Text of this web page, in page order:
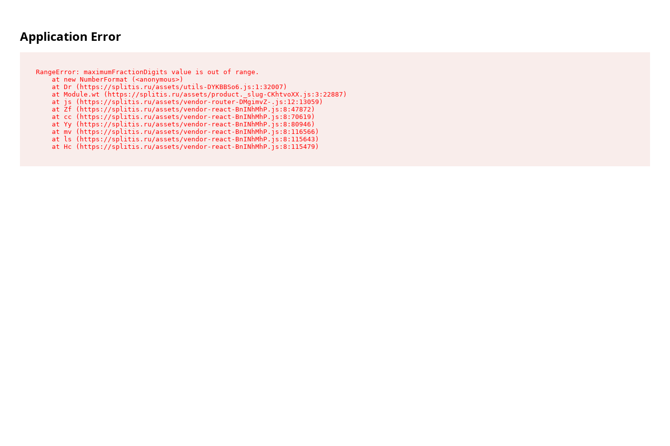
Application Error
RangeError: maximumFractionDigits value is out of range.
    at new NumberFormat (<anonymous>)
    at Dr (https://splitis.ru/assets/utils-DYKBBSo6.js:1:32007)
    at Module.wt (https://splitis.ru/assets/product._slug-CKhtvoXX.js:3:22887)
    at js (https://splitis.ru/assets/vendor-router-DMgimvZ-.js:12:13059)
    at Zf (https://splitis.ru/assets/vendor-react-BnINhMhP.js:8:47872)
    at cc (https://splitis.ru/assets/vendor-react-BnINhMhP.js:8:70619)
    at Yy (https://splitis.ru/assets/vendor-react-BnINhMhP.js:8:80946)
    at mv (https://splitis.ru/assets/vendor-react-BnINhMhP.js:8:116566)
    at ls (https://splitis.ru/assets/vendor-react-BnINhMhP.js:8:115643)
    at Hc (https://splitis.ru/assets/vendor-react-BnINhMhP.js:8:115479)